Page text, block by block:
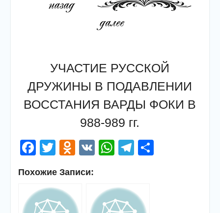
УЧАСТИЕ РУССКОЙ
ДРУЖИНЫ В ПОДАВЛЕНИИ
ВОССТАНИЯ ВАРДЫ ФОКИ В
988-989 гг.
Facebook
Twitter
Odnoklassniki
VKWhatsApp
Telegram
Похожие Записи: